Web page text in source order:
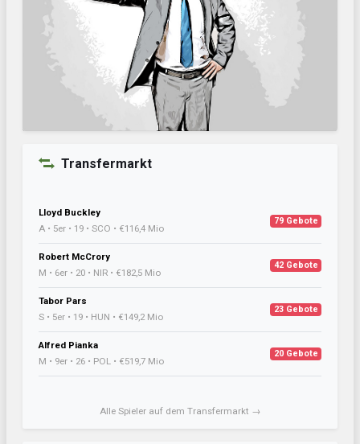
Transfermarkt
Lloyd Buckley
A • 5er • 19 • SCO • €116,4 Mio
79 Gebote
Robert McCrory
M • 6er • 20 • NIR • €182,5 Mio
42 Gebote
Tabor Pars
S • 5er • 19 • HUN • €149,2 Mio
23 Gebote
Alfred Pianka
M • 9er • 26 • POL • €519,7 Mio
20 Gebote
Alle Spieler auf dem Transfermarkt →